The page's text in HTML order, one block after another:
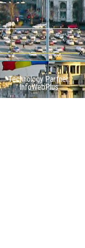
Technology Partner:
InfoWebPlus